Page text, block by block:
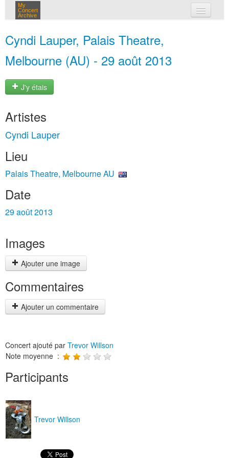
My
Concert
Archive
Cyndi Lauper, Palais Theatre,
Melbourne (AU) - 29 août 2013
J'y étais
Artistes
Cyndi Lauper
Lieu
Palais Theatre, Melbourne AU
Date
29 août 2013
Images
Ajouter une image
Commentaires
Ajouter un commentaire
Concert ajouté par Trevor Willson
Note moyenne :
Participants
Trevor Willson